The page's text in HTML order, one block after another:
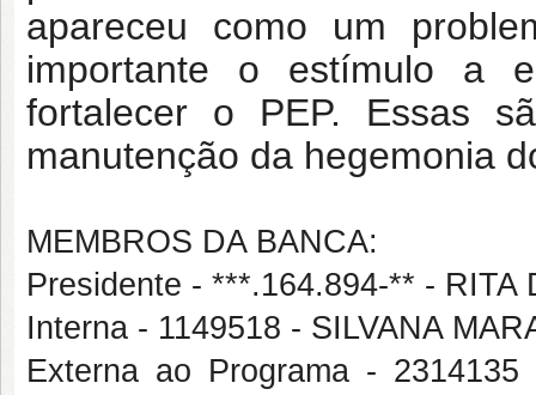
apareceu como um
importante o estímulo a
fortalecer o PEP. Essas
manutenção da hegemonia
MEMBROS DA BANCA:
Presidente - ***.164.894-** -
Interna - 1149518 - SILVANA
Externa ao Programa -